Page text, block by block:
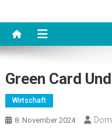
Green Card
Wirtschaft
8. November 2024